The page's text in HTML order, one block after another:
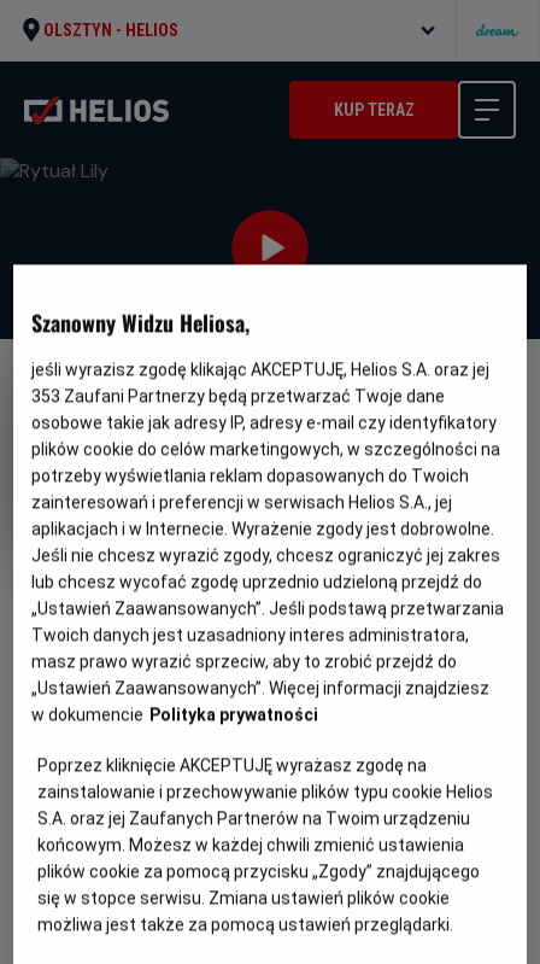
OLSZTYN - HELIOS
KUP TERAZ
NAPISY
OBSERWUJ
Rytuał Lily
Oryginalny
tytuł
El ritual de Lily Gatunek
Horror
Minimalny
wiek
Od 15 lat
Czas
trwania
105 min
Kraj
rok
produkcji
Hiszpania
PREMIERA
26 czerwca 2026
Manu Herrera
OBSADA
Maggie García, Patricia Peñalver, Elena Gallardo, Eve Ryan,
Mike Fajardo
WIĘCEJ SZCZEGÓŁÓW
Cztery przyjaciółki udają się do odosobnionego domu
położonego głęboko w lesie, aby odprawić rytuał inicjacji
nowej czarownicy i dopełnić krąg czterech żywiołów. Lily,
blada i introwertyczna dwudziestolatka, która właśnie
dołączyła do grupy, została wybrana na reprezentantkę
Szanowny Widzu Heliosa,
jeśli wyrazisz zgodę klikając AKCEPTUJĘ, Helios S.A. oraz jej
353 Zaufani Partnerzy będą przetwarzać Twoje dane
osobowe takie jak adresy IP, adresy e-mail czy identyfikatory
plików cookie do celów marketingowych, w szczególności na
potrzeby wyświetlania reklam dopasowanych do Twoich
zainteresowań i preferencji w serwisach Helios S.A., jej
aplikacjach i w Internecie. Wyrażenie zgody jest dobrowolne.
Jeśli nie chcesz wyrazić zgody, chcesz ograniczyć jej zakres
lub chcesz wycofać zgodę uprzednio udzieloną przejdź do
„Ustawień Zaawansowanych”. Jeśli podstawą przetwarzania
Twoich danych jest uzasadniony interes administratora,
masz prawo wyrazić sprzeciw, aby to zrobić przejdź do
„Ustawień Zaawansowanych”. Więcej informacji znajdziesz
w dokumencie Polityka prywatności
Poprzez kliknięcie AKCEPTUJĘ wyrażasz zgodę na
zainstalowanie i przechowywanie plików typu cookie Helios
S.A. oraz jej Zaufanych Partnerów na Twoim urządzeniu
końcowym. Możesz w każdej chwili zmienić ustawienia
plików cookie za pomocą przycisku „Zgody” znajdującego
się w stopce serwisu. Zmiana ustawień plików cookie
możliwa jest także za pomocą ustawień przeglądarki.